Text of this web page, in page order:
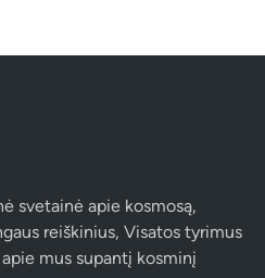
svetainė apie kosmosą,
reiškinius, Visatos tyrimus
mus supantį kosminį